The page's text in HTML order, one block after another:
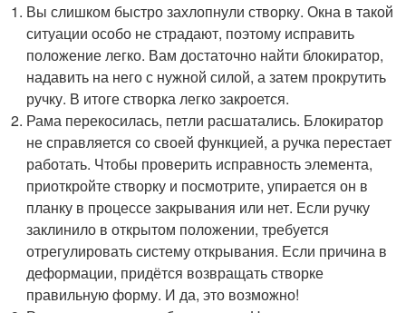
Вы слишком быстро захлопнули створку. Окна в такой
ситуации особо не страдают, поэтому исправить
положение легко. Вам достаточно найти блокиратор,
надавить на него с нужной силой, а затем прокрутить
ручку. В итоге створка легко закроется.
Рама перекосилась, петли расшатались. Блокиратор
не справляется со своей функцией, а ручка перестает
работать. Чтобы проверить исправность элемента,
приоткройте створку и посмотрите, упирается он в
планку в процессе закрывания или нет. Если ручку
заклинило в открытом положении, требуется
отрегулировать систему открывания. Если причина в
деформации, придётся возвращать створке
правильную форму. И да, это возможно!